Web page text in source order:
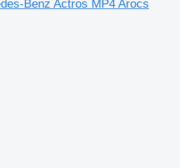
Benz Actros MP4 Arocs